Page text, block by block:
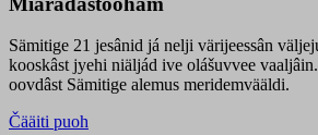
Sämitige 21 jesânid já nelji värijeessân
kooskâst jyehi niäljád ive olášuvvee
oovdâst Sämitige alemus meridemvääldi.
Čääiti puoh